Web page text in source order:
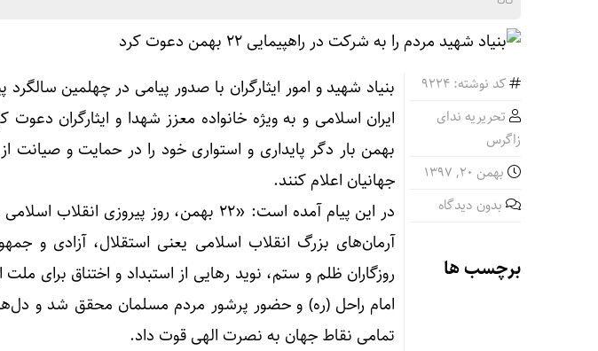
کد نوشته: 9224
تحریریه ندای
زاگرس
بهمن ۲۰, ۱۳۹۷
بدون دیدگاه
برچسب ها
بنیاد شهید و امور ایثارگران با صدور پیامی در چهلمین
بهمن بار دگر پایداری و استواری خود را در حمایت و صیانت
جهانیان اعلام کنند.
در این پیام آمده است: «۲۲ بهمن، روز
آرمان‌های بزرگ انقلاب اسلامی یعنی استقلال، آزادی و
روزگاران ظلم و ستم، نوید رهایی از استبداد و اختناق برای
امام راحل (ره) و حضور پرشور مردم مسلمان محقق شد و
تمامی نقاط جهان به نصرت الهی قوت داد.